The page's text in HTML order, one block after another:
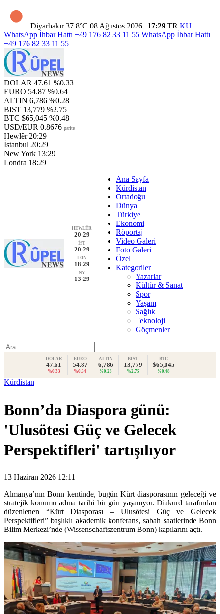
Diyarbakır 37.8°C 08 Ağustos 2026 17:29 TR KU
WhatsApp İhbar Hattı +49 176 82 33 11 55 WhatsApp İhbar Hattı
+49 176 82 33 11 55
DOLAR 47.61 %0.33
EURO 54.87 %0.64
ALTIN 6,786 %0.28
BIST 13,779 %2.75
BTC $65,045 %0.48
USD/EUR 0.8676 parite
Hewlêr 20:29
İstanbul 20:29
New York 13:29
Londra 18:29
HEWLÊR
20:29
İST
20:29
LON
18:29
NY
13:29
Ana Sayfa
Kürdistan
Ortadoğu
Dünya
Türkiye
Ekonomi
Röportaj
Video Galeri
Foto Galeri
Özel
Kategoriler
Yazarlar
Kültür & Sanat
Spor
Yaşam
Sağlık
Teknoloji
Göçmenler
DOLAR
47.61
%0.33
EURO
54.87
%0.64
ALTIN
6,786
%0.28
BIST
13,779
%2.75
BTC
$65,045
%0.48
Kürdistan
Bonn’da Diaspora günü:
'Ulusötesi Güç ve Gelecek
Perspektifleri' tartışılıyor
13 Haziran 2026 12:11
Almanya’nın Bonn kentinde, bugün Kürt diasporasının geleceği ve
stratejik konumu adına tarihi bir gün yaşanıyor. Diakurd tarafından
düzenlenen “Kürt Diasporası – Ulusötesi Güç ve Gelecek
Perspektifleri” başlıklı akademik konferans, sabah saatlerinde Bonn
Bilim Merkezi’nde (Wissenschaftszentrum Bonn) kapılarını açtı.